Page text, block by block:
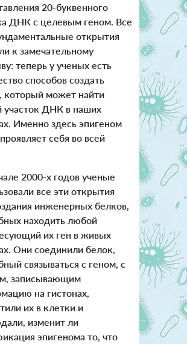
20-буквенного
ДНК с целевым геном. Все
открытия
к замечательному
теперь у ученых есть
способов создать
который может найти
участок ДНК в наших
Именно здесь эпигеном
себя во всей
2000-х годов ученые
все эти открытия
инженерных белков,
находить любой
их ген в живых
Они соединили белок,
связываться с геном, с
записывающим
на гистонах,
их в клетки и
изменит ли
эпигенома то, что